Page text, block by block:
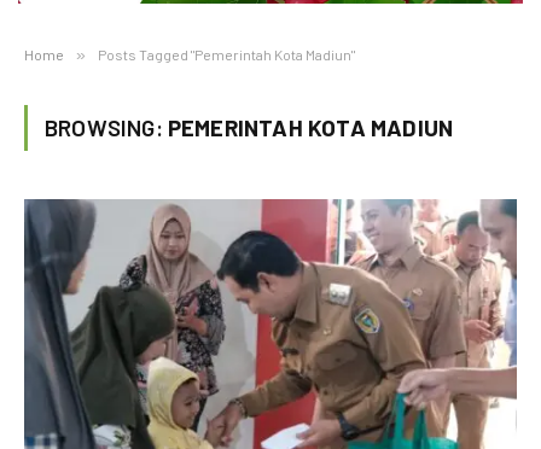
Home » Posts Tagged "Pemerintah Kota Madiun"
BROWSING: PEMERINTAH KOTA MADIUN